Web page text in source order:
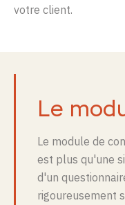
votre client.
Le
Le module de
est plus qu'une
d'un
rigoureusement